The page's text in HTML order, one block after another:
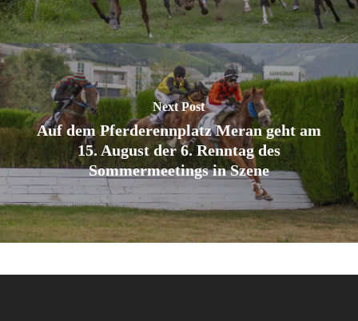
Next Post
Auf dem Pferderennplatz Meran geht am
15. August der 6. Renntag des
Sommermeetings in Szene